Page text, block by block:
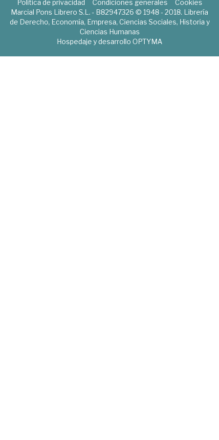
Política de privacidad Condiciones generales
Cookies
Marcial Pons Librero S.L. - B82947326 © 1948 - 2018. Librería
de Derecho, Economía, Empresa, Ciencias Sociales, Historia y
Ciencias Humanas
Hospedaje y desarrollo OPTYMA